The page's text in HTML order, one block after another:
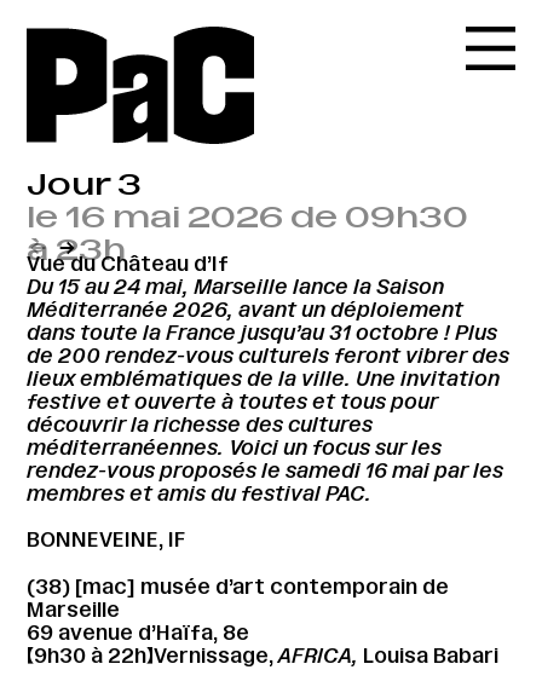
Jour 3
le 16 mai 2026 de 09h30
à 23h
← →
Vue du Château d’If
Du 15 au 24 mai, Marseille lance la Saison
Méditerranée 2026, avant un déploiement
dans toute la France jusqu’au 31 octobre ! Plus
de 200 rendez-vous culturels feront vibrer des
lieux emblématiques de la ville. Une invitation
festive et ouverte à toutes et tous pour
découvrir la richesse des cultures
méditerranéennes. Voici un focus sur les
rendez-vous proposés le samedi 16 mai par les
membres et amis du festival PAC.
BONNEVEINE, IF
(38) [mac] musée d’art contemporain de
Marseille
69 avenue d’Haïfa, 8e
【9h30 à 22h】Vernissage,AFRICA, Louisa Babari